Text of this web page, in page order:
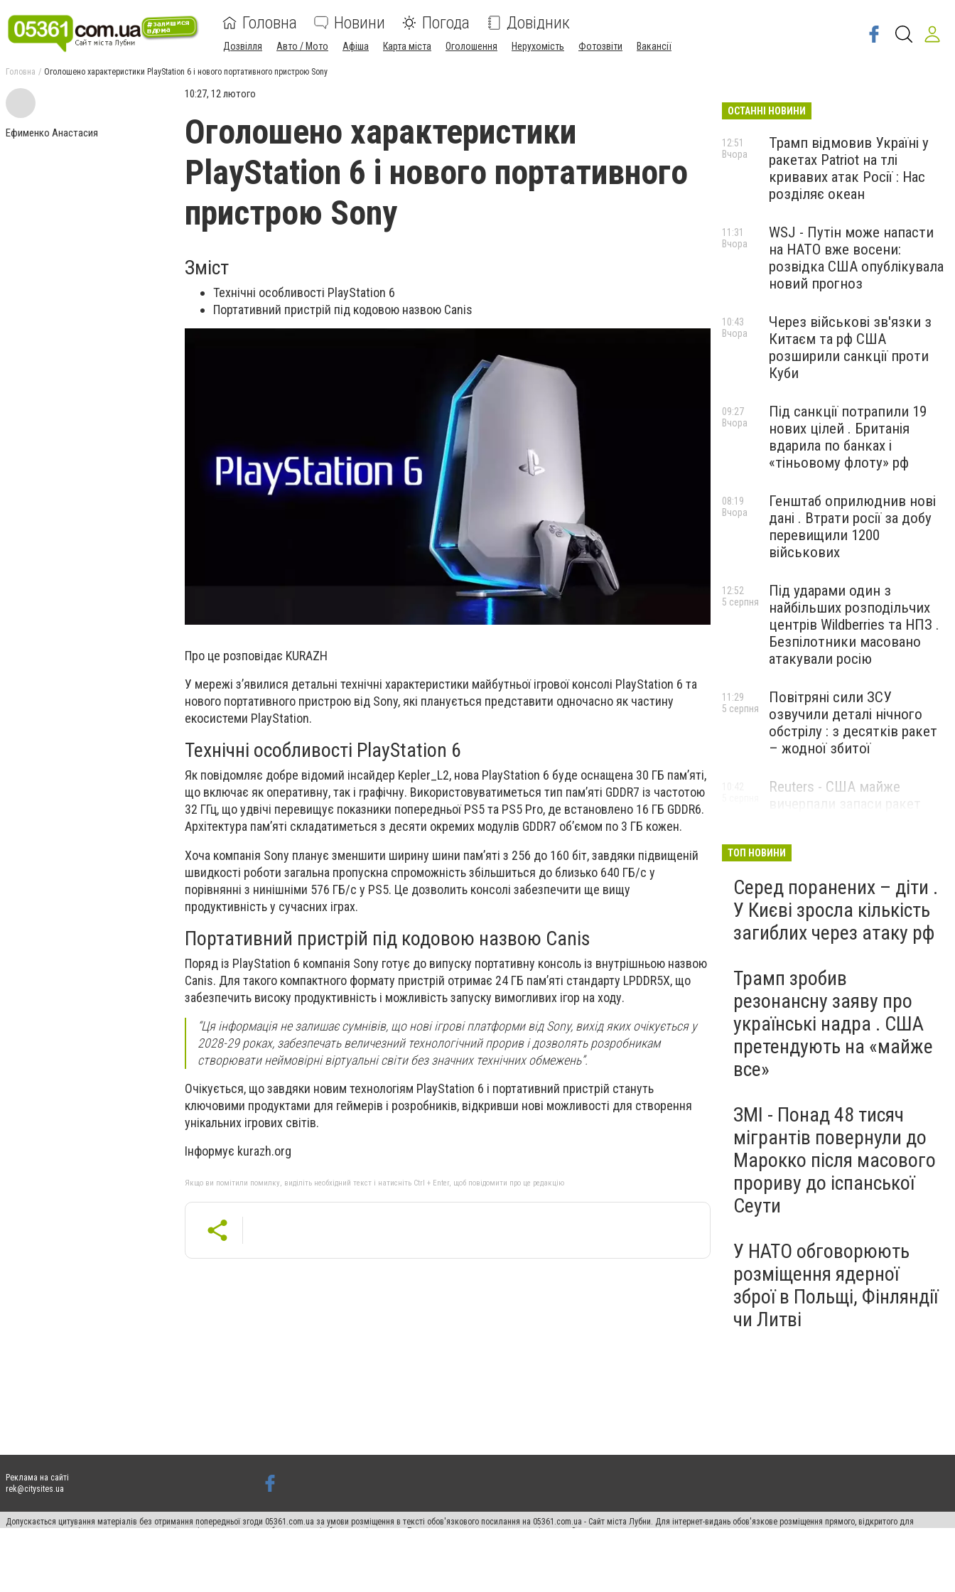
Головна Новини Погода Довідник
Дозвілля Авто / Мото Афіша Карта міста Оголошення Нерухомість Фотозвіти Вакансії
Головна Оголошено характеристики PlayStation 6 і нового портативного пристрою Sony
Ефименко Анастасия
10:27, 12 лютого
Оголошено характеристики
PlayStation 6 і нового портативного
пристрою Sony
Зміст
Технічні особливості PlayStation 6
Портативний пристрій під кодовою назвою Canis
Про це розповідає KURAZH
У мережі з’явилися детальні технічні характеристики майбутньої ігрової консолі PlayStation 6 та
нового портативного пристрою від Sony, які планується представити одночасно як частину
екосистеми PlayStation.
Технічні особливості PlayStation 6
Як повідомляє добре відомий інсайдер Kepler_L2, нова PlayStation 6 буде оснащена 30 ГБ пам’яті,
що включає як оперативну, так і графічну. Використовуватиметься тип пам’яті GDDR7 із частотою
32 ГГц, що удвічі перевищує показники попередньої PS5 та PS5 Pro, де встановлено 16 ГБ GDDR6.
Архітектура пам’яті складатиметься з десяти окремих модулів GDDR7 об’ємом по 3 ГБ кожен.
Хоча компанія Sony планує зменшити ширину шини пам’яті з 256 до 160 біт, завдяки підвищеній
швидкості роботи загальна пропускна спроможність збільшиться до близько 640 ГБ/с у
порівнянні з нинішніми 576 ГБ/с у PS5. Це дозволить консолі забезпечити ще вищу
продуктивність у сучасних іграх.
Портативний пристрій під кодовою назвою Canis
Поряд із PlayStation 6 компанія Sony готує до випуску портативну консоль із внутрішньою назвою
Canis. Для такого компактного формату пристрій отримає 24 ГБ пам’яті стандарту LPDDR5X, що
забезпечить високу продуктивність і можливість запуску вимогливих ігор на ходу.
“Ця інформація не залишає сумнівів, що нові ігрові платформи від Sony, вихід яких очікується у
2028-29 роках, забезпечать величезний технологічний прорив і дозволять розробникам
створювати неймовірні віртуальні світи без значних технічних обмежень”.
Очікується, що завдяки новим технологіям PlayStation 6 і портативний пристрій стануть
ключовими продуктами для геймерів і розробників, відкривши нові можливості для створення
унікальних ігрових світів.
Інформує kurazh.org
Якщо ви помітили помилку, виділіть необхідний текст і натисніть Ctrl + Enter, щоб повідомити про це редакцію
ОСТАННІ НОВИНИ
Трамп відмовив Україні у
ракетах Patriot на тлі
кривавих атак Росії : Нас
розділяє океан
12:51
Вчора
WSJ - Путін може напасти
на НАТО вже восени:
розвідка США опублікувала
новий прогноз
11:31
Вчора
Через військові зв'язки з
Китаєм та рф США
розширили санкції проти
Куби
10:43
Вчора
Під санкції потрапили 19
нових цілей . Британія
вдарила по банках і
«тіньовому флоту» рф
09:27
Вчора
Генштаб оприлюднив нові
дані . Втрати росії за добу
перевищили 1200
військових
08:19
Вчора
Під ударами один з
найбільших розподільчих
центрів Wildberries та НПЗ .
Безпілотники масовано
атакували росію
12:52
5 серпня
Повітряні сили ЗСУ
озвучили деталі нічного
обстрілу : з десятків ракет
– жодної збитої
11:29
5 серпня
Reuters - США майже
ТОП НОВИНИ
Серед поранених – діти .
У Києві зросла кількість
загиблих через атаку рф
Трамп зробив
резонансну заяву про
українські надра . США
претендують на «майже
все»
ЗМІ - Понад 48 тисяч
мігрантів повернули до
Марокко після масового
прориву до іспанської
Сеути
У НАТО обговорюють
розміщення ядерної
зброї в Польщі, Фінляндії
чи Литві
Реклама на сайті
rek@citysites.ua
Допускається цитування матеріалів без отримання попередньої згоди 05361.com.ua за умови розміщення в тексті обов'язкового посилання на 05361.com.ua - Сайт міста Лубни. Для інтернет-видань обов'язкове розміщення прямого, відкритого для
пошукових систем гіперпосилання на цитовані статті не нижче другого абзацу в тексті або в якості джерела. Порушення виняткових прав переслідується Законом.